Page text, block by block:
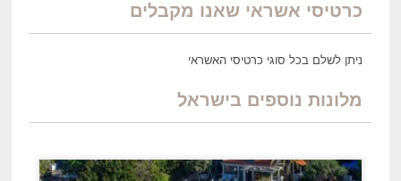
כרטיסי אשראי שאנו מקבלים
ניתן לשלם בכל סוגי כרטיסי האשראי
מלונות נוספים בישראל